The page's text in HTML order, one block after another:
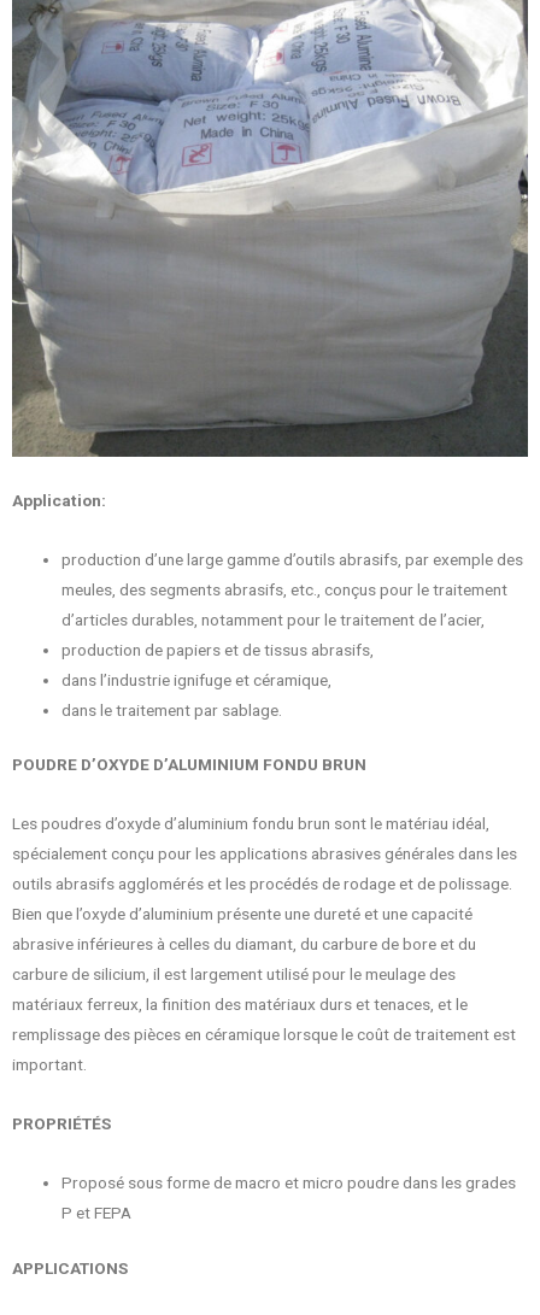
Application:
production d’une large gamme d’outils abrasifs, par exemple des
meules, des segments abrasifs, etc., conçus pour le traitement
d’articles durables, notamment pour le traitement de l’acier,
production de papiers et de tissus abrasifs,
dans l’industrie ignifuge et céramique,
dans le traitement par sablage.
POUDRE D’OXYDE D’ALUMINIUM FONDU BRUN
Les poudres d’oxyde d’aluminium fondu brun sont le matériau idéal,
spécialement conçu pour les applications abrasives générales dans les
outils abrasifs agglomérés et les procédés de rodage et de polissage.
Bien que l’oxyde d’aluminium présente une dureté et une capacité
abrasive inférieures à celles du diamant, du carbure de bore et du
carbure de silicium, il est largement utilisé pour le meulage des
matériaux ferreux, la finition des matériaux durs et tenaces, et le
remplissage des pièces en céramique lorsque le coût de traitement est
important.
PROPRIÉTÉS
Proposé sous forme de macro et micro poudre dans les grades
P et FEPA
APPLICATIONS